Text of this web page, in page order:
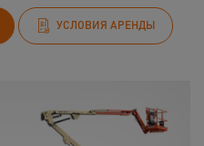
УСЛОВИЯ АРЕНДЫ